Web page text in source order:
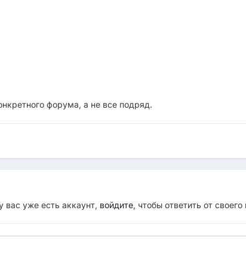
форума, а не все подряд.
вас уже есть аккаунт, войдите, чтобы ответить от